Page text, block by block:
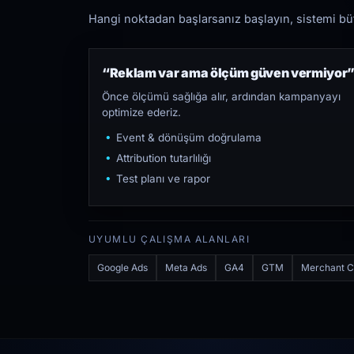
Hangi noktadan başlarsanız başlayın, sistemi
“Reklam var ama ölçüm güven
Önce ölçümü sağlığa alır, ardından kampanyayı
optimize ederiz.
Event & dönüşüm doğrulama
Attribution tutarlılığı
Test planı ve rapor
UYUMLU ÇALIŞMA ALANLARI
Google Ads Meta Ads GA4 GTM Merchant